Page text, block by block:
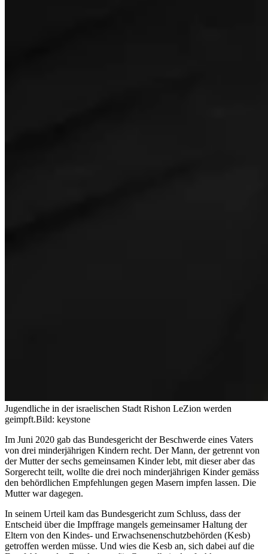
Jugendliche in der israelischen Stadt Rishon LeZion werden
geimpft.Bild: keystone
Im Juni 2020 gab das Bundesgericht der Beschwerde eines Vaters
von drei minderjährigen Kindern recht. Der Mann, der getrennt von
der Mutter der sechs gemeinsamen Kinder lebt, mit dieser aber das
Sorgerecht teilt, wollte die drei noch minderjährigen Kinder gemäss
den behördlichen Empfehlungen gegen Masern impfen lassen. Die
Mutter war dagegen.
In seinem Urteil kam das Bundesgericht zum Schluss, dass der
Entscheid über die Impffrage mangels gemeinsamer Haltung der
Eltern von den Kindes- und Erwachsenenschutzbehörden (Kesb)
getroffen werden müsse. Und wies die Kesb an, sich dabei auf die